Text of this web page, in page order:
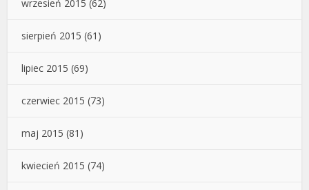
wrzesień 2015 (62)
sierpień 2015 (61)
lipiec 2015 (69)
czerwiec 2015 (73)
maj 2015 (81)
kwiecień 2015 (74)